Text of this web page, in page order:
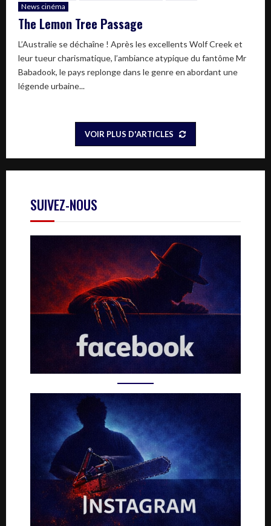
News cinéma
The Lemon Tree Passage
L’Australie se déchaîne ! Après les excellents Wolf Creek et
leur tueur charismatique, l’ambiance atypique du fantôme Mr
Babadook, le pays replonge dans le genre en abordant une
légende urbaine...
VOIR PLUS D'ARTICLES
SUIVEZ-NOUS